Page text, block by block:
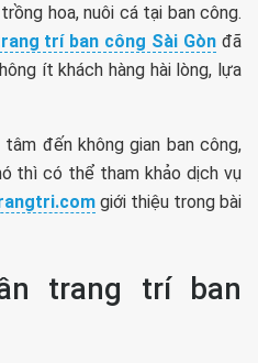
hoa, nuôi cá tại ban công.
trí ban công Sài Gòn đã
ít khách hàng hài lòng, lựa
đến không gian ban công,
thì có thể tham khảo dịch vụ
giới thiệu trong bài
trang trí ban